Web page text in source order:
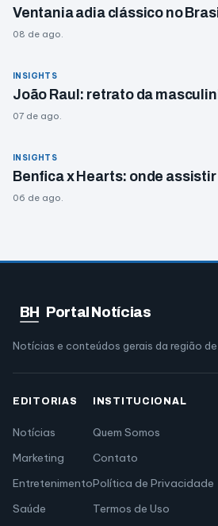
Ventania adia clássico no
08 de ago.
INSIGHTS
João Raul: retrato da
07 de ago.
INSIGHTS
Benfica x Hearts: onde
06 de ago.
BH Portal Notícias
Notícias e conteúdos gerais da região
EDITORIAS
Notícias
Marketing
Entretenimento
Saúde
INSTITUCIONAL
Quem Somos
Contato
Política de Privacidade
Termos de Uso